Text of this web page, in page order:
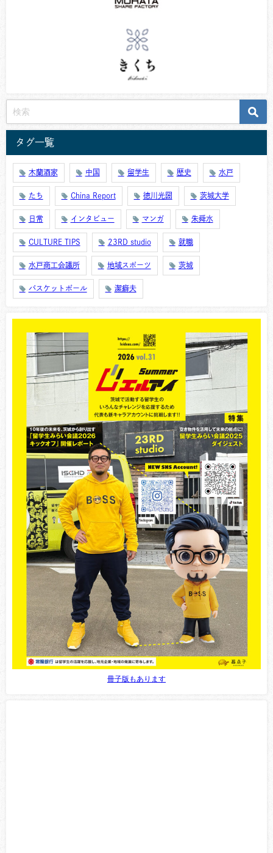
タグ一覧
木蘭酒家 中国 留学生 歴史 水戸
たち China Report 徳川光圀 茨城大学
日常 インタビュー マンガ 朱舜水
CULTURE TIPS 23RD studio 就職
水戸商工会議所 地域スポーツ 茨城
バスケットボール 潔癖夫
冊子版もあります